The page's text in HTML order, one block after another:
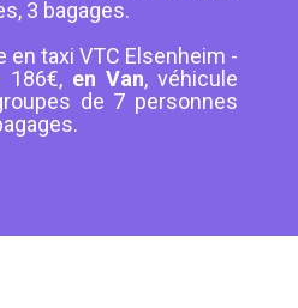
3 bagages.
en taxi VTC Elsenheim -
186€, en Van, véhicule
de 7 personnes